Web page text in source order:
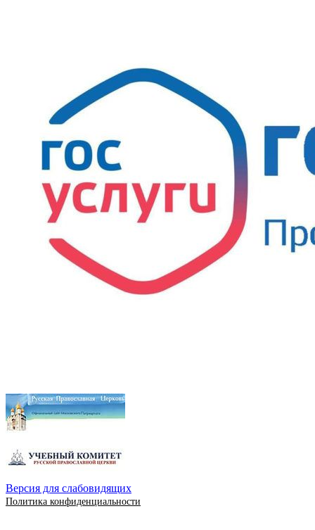
Версия для слабовидящих
Политика конфиденциальности